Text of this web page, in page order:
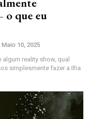
o que eu
Maio 10, 2025
reality show, qual
simplesmente fazer a Ilha